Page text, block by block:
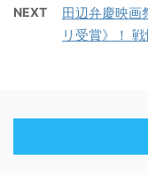
NEXT
田辺弁慶映画
リ受賞》！